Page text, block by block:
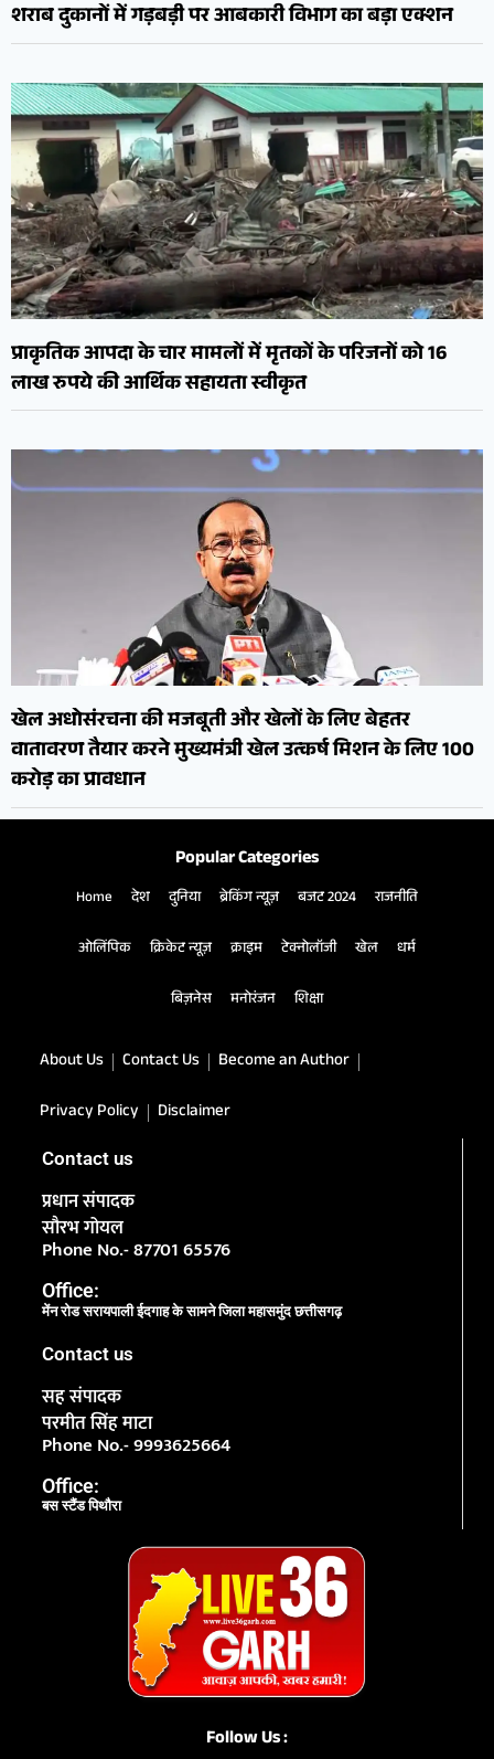
शराब दुकानों में गड़बड़ी पर आबकारी विभाग का बड़ा एक्शन
प्राकृतिक आपदा के चार मामलों में मृतकों के परिजनों को 16
लाख रुपये की आर्थिक सहायता स्वीकृत
खेल अधोसंरचना की मजबूती और खेलों के लिए बेहतर
वातावरण तैयार करने मुख्यमंत्री खेल उत्कर्ष मिशन के लिए 100
करोड़ का प्रावधान
Popular Categories
Home देश दुनिया ब्रेकिंग न्यूज़ बजट 2024 राजनीति
ओलिंपिक क्रिकेट न्यूज़ क्राइम टेक्नोलॉजी खेल धर्म
बिज़नेस मनोरंजन शिक्षा
About Us Contact Us
Become an Author
Privacy Policy
Disclaimer
Contact us
प्रधान संपादक
सौरभ गोयल
Phone No.- 87701 65576
Office:
मेंन रोड सरायपाली ईदगाह के सामने जिला महासमुंद छत्तीसगढ़
Contact us
सह संपादक
परमीत सिंह माटा
Phone No.- 9993625664
Office:
बस स्टैंड पिथौरा
Follow Us :